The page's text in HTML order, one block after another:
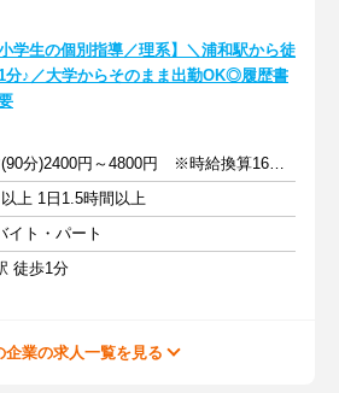
小学生の個別指導／理系】＼浦和駅から徒
分♪／大学からそのまま出勤OK◎履歴書
1コマ(90分)2400円～4800円 ※時給換算1600円～3200円
上 1日1.5時間以上
イト・パート
徒歩1分
企業の求人一覧を見る